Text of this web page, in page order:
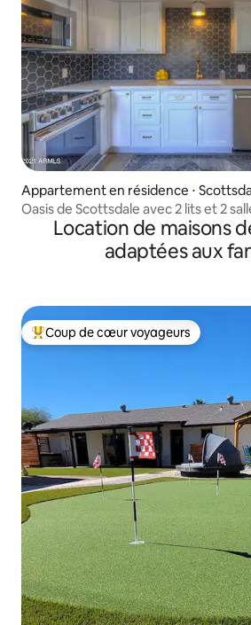
Appartement en résidence ⋅
Oasis de Scottsdale avec 2 lits et 2
Camelback !
Location de maisons
adaptées aux
Coups de cœur voyageurs les plus
Coup de cœur voyageurs